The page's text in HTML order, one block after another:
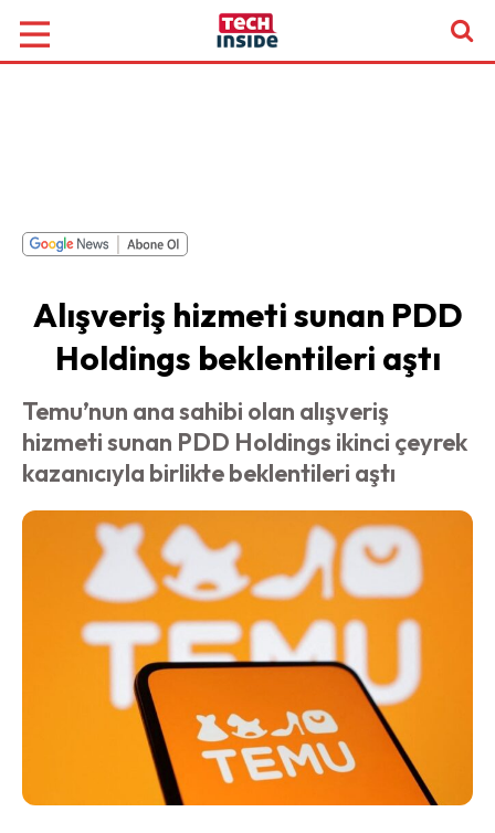
Alışveriş hizmeti sunan PDD
Holdings beklentileri aştı
Temu’nun ana sahibi olan alışveriş
hizmeti sunan PDD Holdings ikinci çeyrek
kazanıcıyla birlikte beklentileri aştı